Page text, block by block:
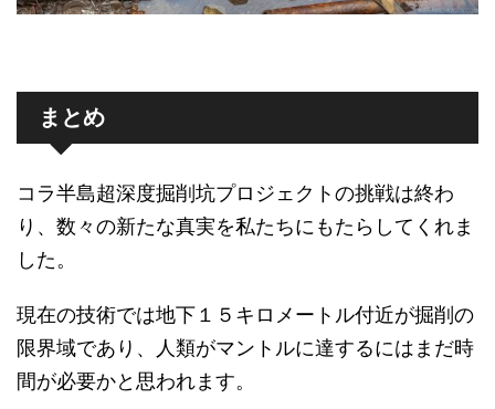
まとめ
コラ半島超深度掘削坑プロジェクトの挑戦は終わ
り、数々の新たな真実を私たちにもたらしてくれま
した。
現在の技術では地下１５キロメートル付近が掘削の
限界域であり、人類がマントルに達するにはまだ時
間が必要かと思われます。